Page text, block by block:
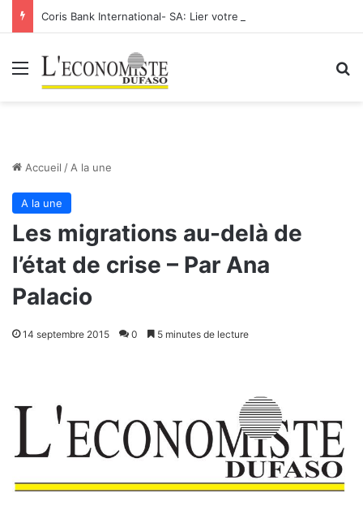
Menu
Accueil / A la une
A la une
Les migrations au-delà de
l’état de crise – Par Ana
Palacio
14 septembre 2015 0 5 minutes de lecture